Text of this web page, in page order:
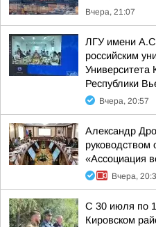
Вчера, 21:07
ЛГУ имени
российским
Университета
Республики
Вчера, 20:57
Александр
руководством
«Ассоциация
Вчера,
С 30 июля по
Кировском